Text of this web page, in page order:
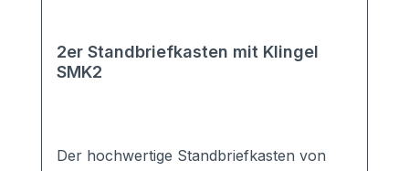
2er Standbriefkasten mit Klingel
SMK2
Der hochwertige Standbriefkasten von